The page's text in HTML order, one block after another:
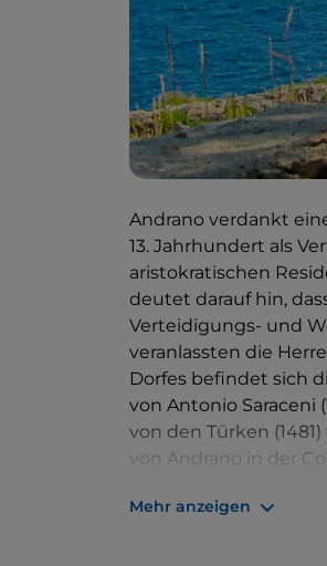
Andrano verdankt
13. Jahrhundert als
aristokratischen
deutet darauf hin,
Verteidigungs- und
veranlassten die
Dorfes befindet sich
von Antonio Saraceni
von den Türken
von Andrano in der
einem
Mehr anzeigen